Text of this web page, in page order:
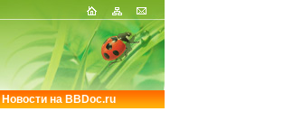
Новости на BBDoc.ru